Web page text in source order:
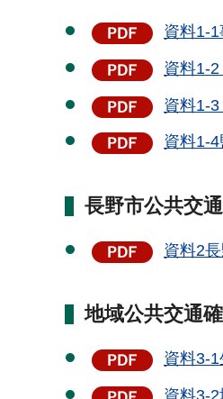
資料1-1
資料1-2
資料1-3
資料1-4
長野市公共交
資料2
地域公共交通
資料3-1
資料3-